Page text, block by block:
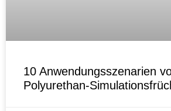
10 Anwendungsszenarien
Polyurethan-